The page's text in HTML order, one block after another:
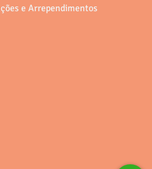
e Arrependimentos